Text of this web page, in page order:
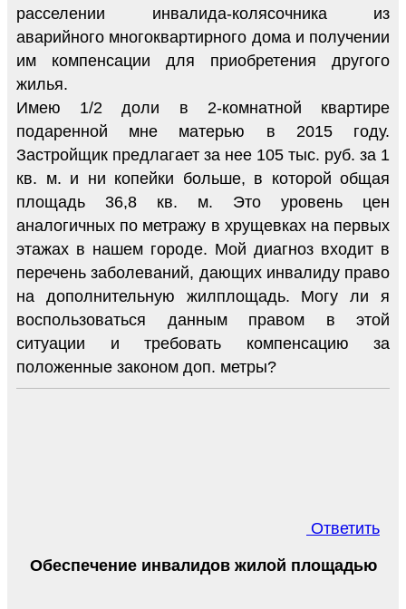
расселении инвалида-колясочника из
аварийного многоквартирного дома и получении
им компенсации для приобретения другого
жилья.
Имею 1/2 доли в 2-комнатной квартире
подаренной мне матерью в 2015 году.
Застройщик предлагает за нее 105 тыс. руб. за 1
кв. м. и ни копейки больше, в которой общая
площадь 36,8 кв. м. Это уровень цен
аналогичных по метражу в хрущевках на первых
этажах в нашем городе. Мой диагноз входит в
перечень заболеваний, дающих инвалиду право
на дополнительную жилплощадь. Могу ли я
воспользоваться данным правом в этой
ситуации и требовать компенсацию за
положенные законом доп. метры?
Ответить
Обеспечение инвалидов жилой площадью